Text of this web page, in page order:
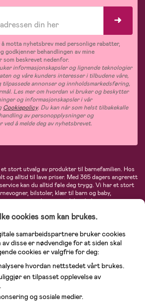
motta nyhetsbrev med personlige rabatter,
godkjenner behandlingen av mine
beskrevet nedenfor.
informasjonskapsler og lignende teknologier
og våre kunders interesser i tilbudene våre,
annonser og innholdsmarkedsføring,
Les mer om hvordan vi bruker og beskytter
og informasjonskapsler i vår
Cookiepolicy. Du kan når som helst tilbakekalle
av personopplysninger og
ved å melde deg av nyhetsbrevet.
stort utvalg av produkter til barnefamilien. Hos
og alltid til lave priser. Med 365 dagers angrerett
kan du alltid føle deg trygg. Vi har et stort
bilstoler, klær til barn og baby,
av inspirerende interiør, leker, babyustyr og mye
Didriksons, KidKraft, Ergobaby, Philips
og baby!
cookies som kan brukes.
samarbeidspartnere bruker cookies
av disse er nødvendige for at siden skal
cookies er valgfrie for deg:
hvordan nettstedet vårt brukes.
en tilpasset opplevelse av
og sosiale medier.